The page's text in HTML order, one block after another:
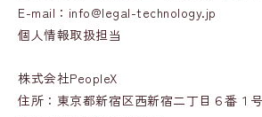
E-mail：info@legal-technology.jp
個人情報取扱担当
株式会社PeopleX
住所：東京都新宿区西新宿二丁目６番１